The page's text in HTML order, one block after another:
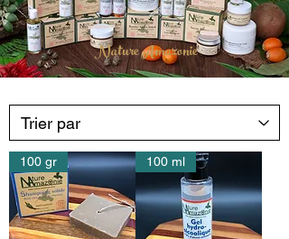
Nature Amazonie
100 gr 100 ml